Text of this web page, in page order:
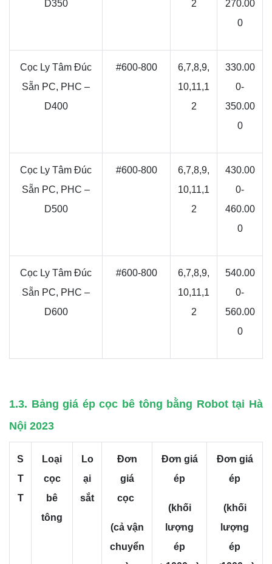
D350
2
270.00
0
Cọc Ly Tâm Đúc
Sẵn PC, PHC –
D400
#600-800
6,7,8,9,
10,11,1
2
330.00
0-
350.00
0
Cọc Ly Tâm Đúc
Sẵn PC, PHC –
D500
#600-800
6,7,8,9,
10,11,1
2
430.00
0-
460.00
0
Cọc Ly Tâm Đúc
Sẵn PC, PHC –
D600
#600-800
6,7,8,9,
10,11,1
2
540.00
0-
560.00
0
1.3. Bảng giá ép cọc bê tông bằng Robot tại Hà
Nội 2023
S
T
T
Loại
cọc
bê
tông
Lo
ại
sắt
Đơn
giá
cọc
(cả vận
chuyển
Đơn giá
ép
(khối
lượng
ép
Đơn giá
ép
(khối
lượng
ép